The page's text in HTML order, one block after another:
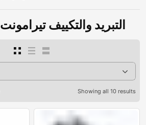
التبريد والتكييف تيرامونت 2018 - 2020
Showing all 10 results